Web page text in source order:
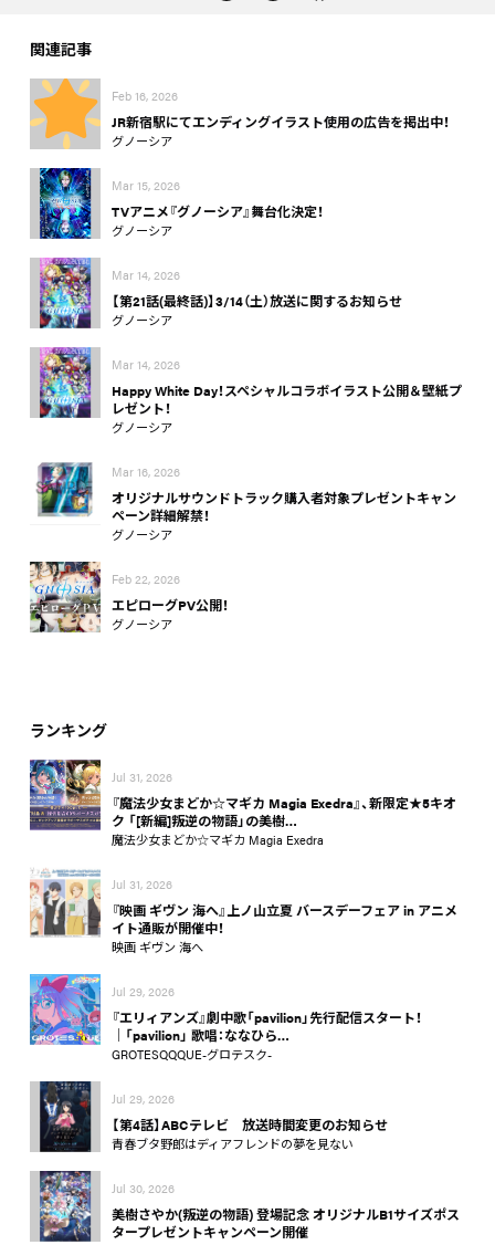
関連記事
Feb 16, 2026
JR新宿駅にてエンディングイラスト使用の広告を掲出中！
グノーシア
Mar 15, 2026
TVアニメ『グノーシア』舞台化決定！
グノーシア
Mar 14, 2026
【第21話(最終話)】3/14（土）放送に関するお知らせ
グノーシア
Mar 14, 2026
Happy White Day！スペシャルコラボイラスト公開＆壁紙プ
レゼント！
グノーシア
Mar 16, 2026
オリジナルサウンドトラック購入者対象プレゼントキャン
ペーン詳細解禁！
グノーシア
Feb 22, 2026
エピローグPV公開！
グノーシア
ランキング
Jul 31, 2026
『魔法少女まどか☆マギカ Magia Exedra』、新限定★5キオ
ク 「[新編]叛逆の物語」の美樹…
魔法少女まどか☆マギカ Magia Exedra
Jul 31, 2026
『映画 ギヴン 海へ』上ノ山立夏 バースデーフェア in アニメ
イト通販が開催中！
映画 ギヴン 海へ
Jul 29, 2026
『エリィアンズ』劇中歌「pavilion」先行配信スタート！
│「pavilion」 歌唱：ななひら…
GROTESQQQUE-グロテスク-
Jul 29, 2026
【第4話】ABCテレビ 放送時間変更のお知らせ
青春ブタ野郎はディアフレンドの夢を見ない
Jul 30, 2026
美樹さやか(叛逆の物語) 登場記念 オリジナルB1サイズポス
タープレゼントキャンペーン開催